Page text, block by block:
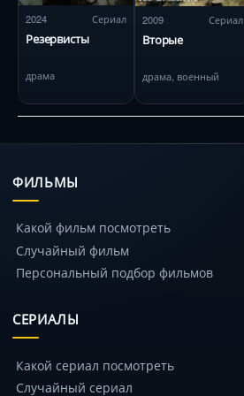
2024 Сериал
Резервисты
драма
2009 Сериал
Вторые
драма, военный
ФИЛЬМЫ
Какой фильм посмотреть
Случайный фильм
Персональный подбор фильмов
СЕРИАЛЫ
Какой сериал посмотреть
Случайный сериал